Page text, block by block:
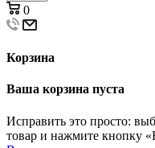
0
Корзина
Ваша корзина пуста
Исправить это просто:
товар и нажмите кнопку